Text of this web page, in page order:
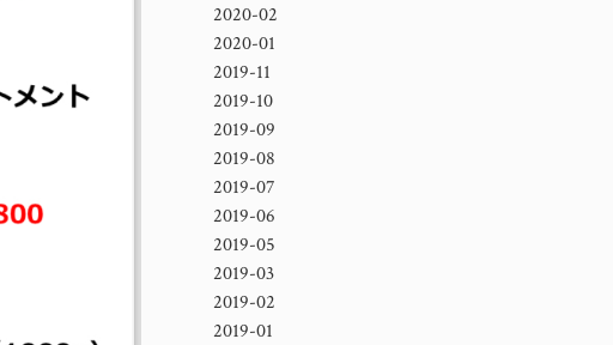
2020-02
2020-01
2019-11
2019-10
2019-09
2019-08
2019-07
2019-06
2019-05
2019-03
2019-02
2019-01